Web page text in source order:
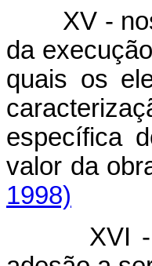
XV -
da
quais os
específica
valor
1998)
XVI - nos